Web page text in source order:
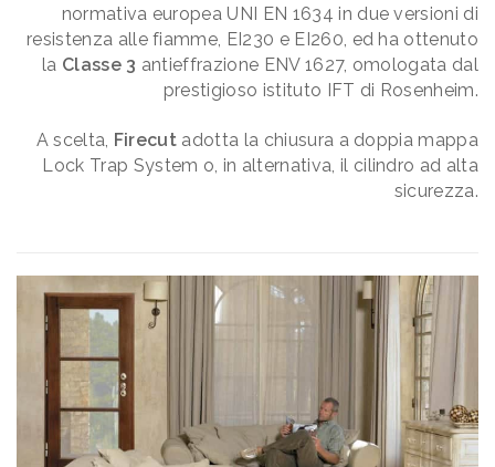
normativa europea UNI EN 1634 in due versioni di
resistenza alle fiamme, EI230 e EI260, ed ha ottenuto
la Classe 3 antieffrazione ENV 1627, omologata dal
prestigioso istituto IFT di Rosenheim.
A scelta, Firecut adotta la chiusura a doppia mappa
Lock Trap System o, in alternativa, il cilindro ad alta
sicurezza.